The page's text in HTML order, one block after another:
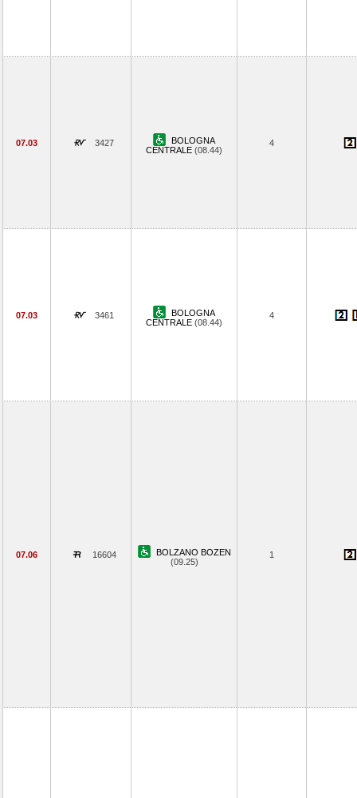
07.03 3427
BOLOGNA
CENTRALE (08.44)
4
07.03 3461
BOLOGNA
CENTRALE (08.44)
4
07.06 16604
BOLZANO BOZEN
(09.25)
1